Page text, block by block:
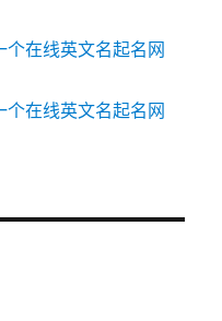
个在线英文名起名网
个在线英文名起名网